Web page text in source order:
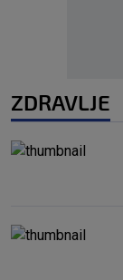
ZDRAVLJE